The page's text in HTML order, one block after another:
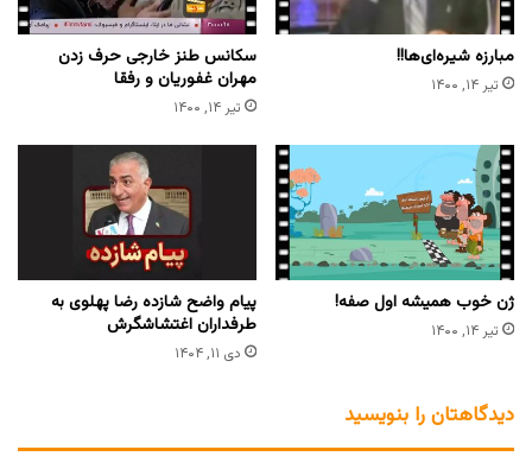
مبارزه شیره‌ای‌ها!!
تیر ۱۴, ۱۴۰۰
سکانس طنز خارجی حرف زدن
مهران غفوریان و رفقا
تیر ۱۴, ۱۴۰۰
ژن خوب همیشه اول صفه!
تیر ۱۴, ۱۴۰۰
پیام واضح شازده رضا پهلوی به
طرفداران اغتشاشگرش
دی ۱۱, ۱۴۰۴
دیدگاهتان را بنویسید